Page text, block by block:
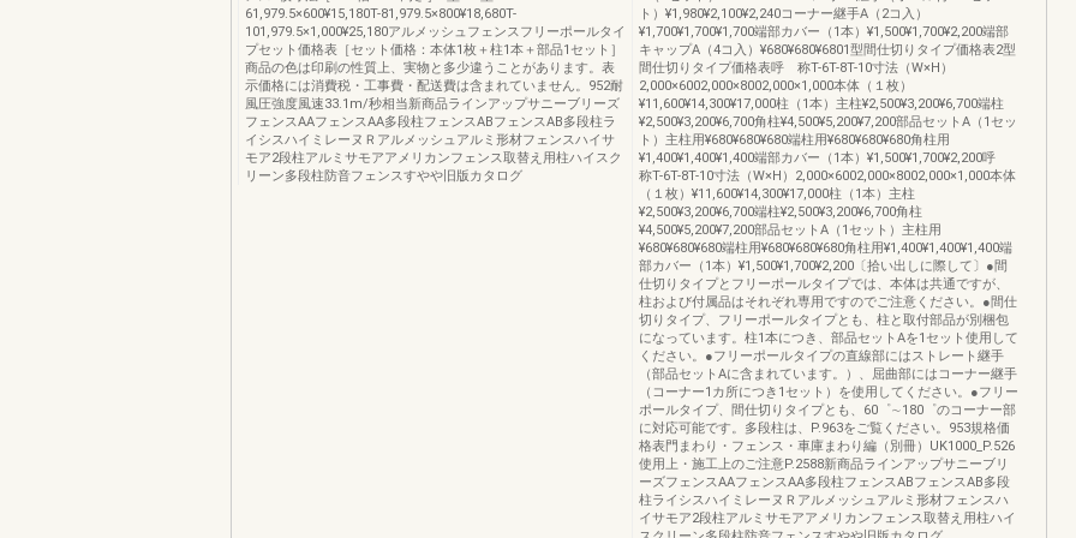
61,979.5×600¥15,180T-81,979.5×800¥18,680T-
101,979.5×1,000¥25,180アルメッシュフェンスフリーポールタイ
プセット価格表［セット価格：本体1枚＋柱1本＋部品1セット］
商品の色は印刷の性質上、実物と多少違うことがあります。表
示価格には消費税・工事費・配送費は含まれていません。952耐
風圧強度風速33.1m/秒相当新商品ラインアップサニーブリーズ
フェンスAAフェンスAA多段柱フェンスABフェンスAB多段柱ラ
イシスハイミレーヌＲアルメッシュアルミ形材フェンスハイサ
モア2段柱アルミサモアアメリカンフェンス取替え用柱ハイスク
リーン多段柱防音フェンスすやや旧版カタログ
ト）¥1,980¥2,100¥2,240コーナー継手A（2コ入）
¥1,700¥1,700¥1,700端部カバー（1本）¥1,500¥1,700¥2,200端部
キャップA（4コ入）¥680¥680¥6801型間仕切りタイプ価格表2型
間仕切りタイプ価格表呼 称T-6T-8T-10寸法（W×H）
2,000×6002,000×8002,000×1,000本体（１枚）
¥11,600¥14,300¥17,000柱（1本）主柱¥2,500¥3,200¥6,700端柱
¥2,500¥3,200¥6,700角柱¥4,500¥5,200¥7,200部品セットA（1セッ
ト）主柱用¥680¥680¥680端柱用¥680¥680¥680角柱用
¥1,400¥1,400¥1,400端部カバー（1本）¥1,500¥1,700¥2,200呼
称T-6T-8T-10寸法（W×H）2,000×6002,000×8002,000×1,000本体
（１枚）¥11,600¥14,300¥17,000柱（1本）主柱
¥2,500¥3,200¥6,700端柱¥2,500¥3,200¥6,700角柱
¥4,500¥5,200¥7,200部品セットA（1セット）主柱用
¥680¥680¥680端柱用¥680¥680¥680角柱用¥1,400¥1,400¥1,400端
部カバー（1本）¥1,500¥1,700¥2,200〔拾い出しに際して〕●間
仕切りタイプとフリーポールタイプでは、本体は共通ですが、
柱および付属品はそれぞれ専用ですのでご注意ください。●間仕
切りタイプ、フリーポールタイプとも、柱と取付部品が別梱包
になっています。柱1本につき、部品セットAを1セット使用して
ください。●フリーポールタイプの直線部にはストレート継手
（部品セットAに含まれています。）、屈曲部にはコーナー継手
（コーナー1カ所につき1セット）を使用してください。●フリー
ポールタイプ、間仕切りタイプとも、60゜∼180゜のコーナー部
に対応可能です。多段柱は、P.963をご覧ください。953規格価
格表門まわり・フェンス・車庫まわり編（別冊）UK1000_P.526
使用上・施工上のご注意P.2588新商品ラインアップサニーブリ
ーズフェンスAAフェンスAA多段柱フェンスABフェンスAB多段
柱ライシスハイミレーヌＲアルメッシュアルミ形材フェンスハ
イサモア2段柱アルミサモアアメリカンフェンス取替え用柱ハイ